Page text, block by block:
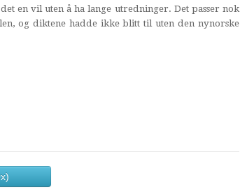
en vil uten å ha lange utredninger. Det passer nok
og diktene hadde ikke blitt til uten den nynorske